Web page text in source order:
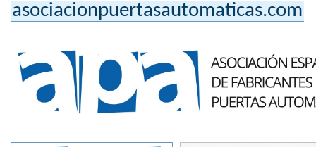
asociacionpuertasautomaticas.com